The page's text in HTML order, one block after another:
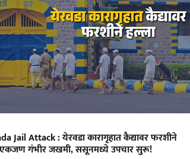
Jail Attack : येरवडा कारागृहात कैद्यावर फरशीने
गंभीर जखमी, ससूनमध्‍ये उपचार सुरू!